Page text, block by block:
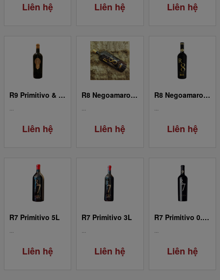
Liên hệ Liên hệ Liên hệ
R9 Primitivo & Syrah Passito Salento IGP
...
Liên hệ
R8 Negoamaro Limited Edition 9L
...
Liên hệ
R8 Negoamaro Limited Edition 0.75L
...
Liên hệ
R7 Primitivo 5L
Liên hệ
R7 Primitivo 3L
Liên hệ
R7 Primitivo 0.75L
Liên hệ